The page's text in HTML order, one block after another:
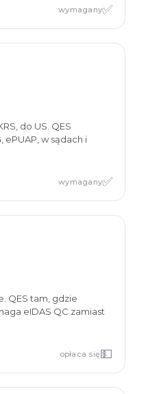
wymagany✅
wymagany✅
do US. QES
ePUAP, w sądach i
opłaca się💵
QES tam, gdzie
eIDAS QC zamiast